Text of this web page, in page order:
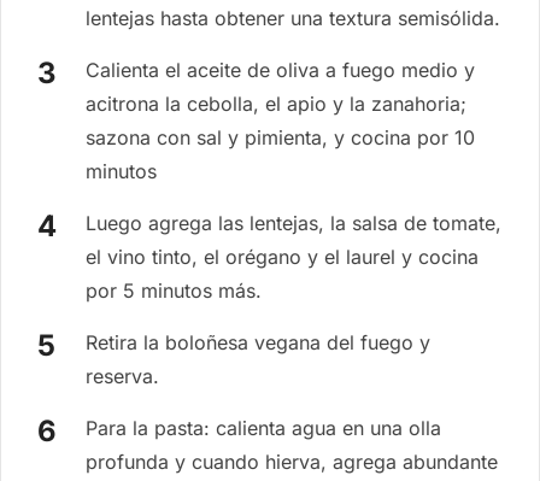
lentejas hasta obtener una textura semisólida.
Calienta el aceite de oliva a fuego medio y
acitrona la cebolla, el apio y la zanahoria;
sazona con sal y pimienta, y cocina por 10
minutos
Luego agrega las lentejas, la salsa de tomate,
el vino tinto, el orégano y el laurel y cocina
por 5 minutos más.
Retira la boloñesa vegana del fuego y
reserva.
Para la pasta: calienta agua en una olla
profunda y cuando hierva, agrega abundante